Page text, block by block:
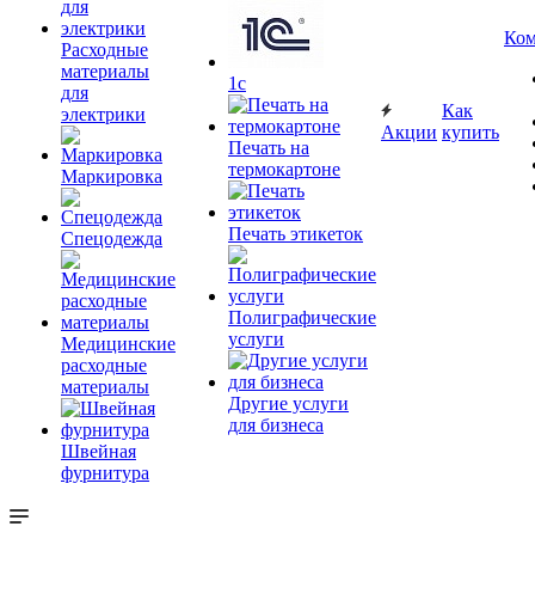
Расходные
материалы
для
электрики
Маркировка
Спецодежда
Медицинские
расходные
материалы
Швейная
фурнитура
1c
Печать на
термокартоне
Печать этикеток
Полиграфические
услуги
Другие услуги
для бизнеса
Акции
Как
купить